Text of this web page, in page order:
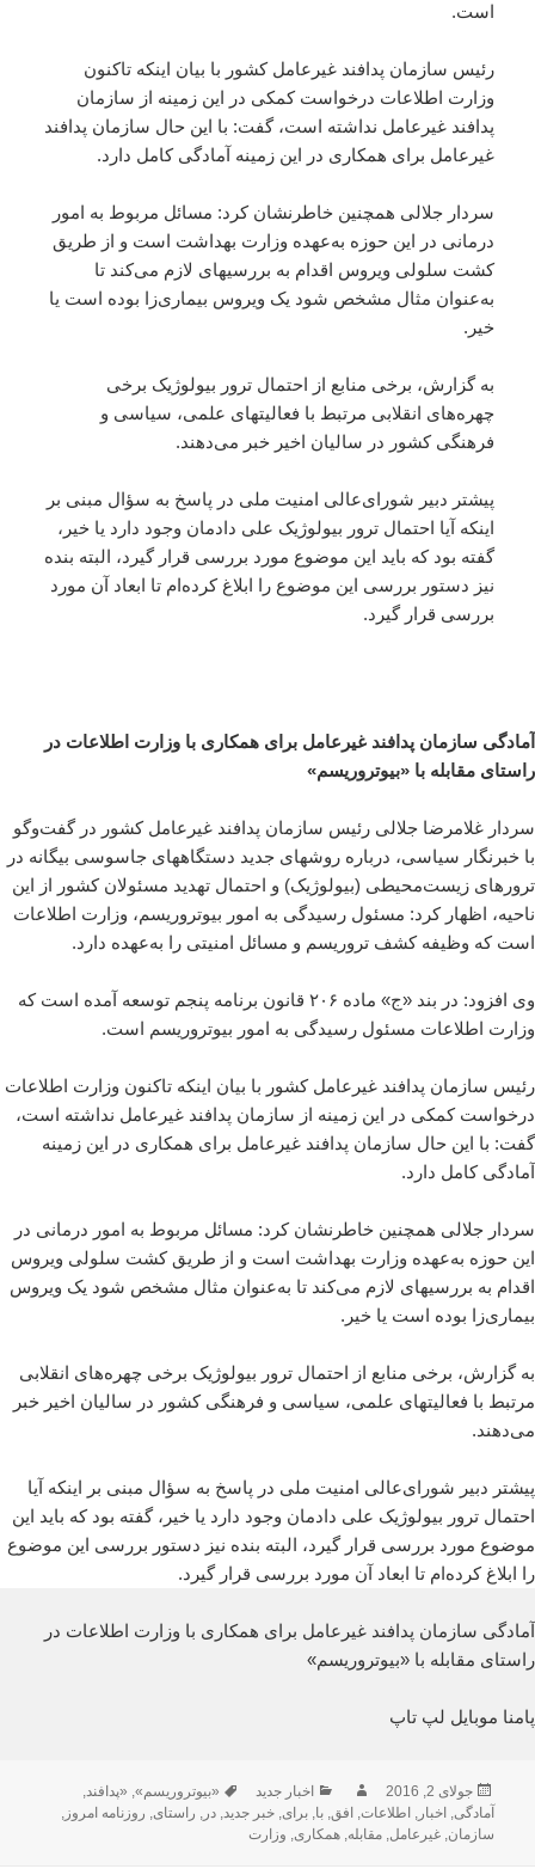
است.
رئیس سازمان پدافند غیرعامل کشور با بیان اینکه تاکنون
وزارت اطلاعات درخواست کمکی در این زمینه از سازمان
پدافند غیرعامل نداشته است، گفت: با این حال سازمان پدافند
غیرعامل برای همکاری در این زمینه آمادگی کامل دارد.
سردار جلالی همچنین خاطرنشان کرد: مسائل مربوط به امور
درمانی در این حوزه به‌عهده وزارت بهداشت است و از طریق
کشت سلولی ویروس اقدام به بررسیهای لازم می‌کند تا
به‌عنوان مثال مشخص شود یک ویروس بیماری‌زا بوده است یا
خیر.
به گزارش، برخی منابع از احتمال ترور بیولوژیک برخی
چهره‌های انقلابی مرتبط با فعالیتهای علمی، سیاسی و
فرهنگی کشور در سالیان اخیر خبر می‌دهند.
پیشتر دبیر شورای‌عالی امنیت ملی در پاسخ به سؤال مبنی بر
اینکه آیا احتمال ترور بیولوژیک علی دادمان وجود دارد یا خیر،
گفته بود که باید این موضوع مورد بررسی قرار گیرد، البته بنده
نیز دستور بررسی این موضوع را ابلاغ کرده‌ام تا ابعاد آن مورد
بررسی قرار گیرد.
آمادگی سازمان پدافند غیرعامل برای همکاری با وزارت اطلاعات در
راستای مقابله با «بیوتروریسم»
سردار غلامرضا جلالی رئیس سازمان پدافند غیرعامل کشور در گفت‌وگو
با خبرنگار سیاسی، درباره روشهای جدید دستگاههای جاسوسی بیگانه در
ترورهای زیست‌محیطی (بیولوژیک) و احتمال تهدید مسئولان کشور از این
ناحیه، اظهار کرد: مسئول رسیدگی به امور بیوتروریسم، وزارت اطلاعات
است که وظیفه کشف تروریسم و مسائل امنیتی را به‌عهده دارد.
وی افزود: در بند «ج» ماده ۲۰۶ قانون برنامه پنجم توسعه آمده است که
وزارت اطلاعات مسئول رسیدگی به امور بیوتروریسم است.
رئیس سازمان پدافند غیرعامل کشور با بیان اینکه تاکنون وزارت اطلاعات
درخواست کمکی در این زمینه از سازمان پدافند غیرعامل نداشته است،
گفت: با این حال سازمان پدافند غیرعامل برای همکاری در این زمینه
آمادگی کامل دارد.
سردار جلالی همچنین خاطرنشان کرد: مسائل مربوط به امور درمانی در
این حوزه به‌عهده وزارت بهداشت است و از طریق کشت سلولی ویروس
اقدام به بررسیهای لازم می‌کند تا به‌عنوان مثال مشخص شود یک ویروس
بیماری‌زا بوده است یا خیر.
به گزارش، برخی منابع از احتمال ترور بیولوژیک برخی چهره‌های انقلابی
مرتبط با فعالیتهای علمی، سیاسی و فرهنگی کشور در سالیان اخیر خبر
می‌دهند.
پیشتر دبیر شورای‌عالی امنیت ملی در پاسخ به سؤال مبنی بر اینکه آیا
احتمال ترور بیولوژیک علی دادمان وجود دارد یا خیر، گفته بود که باید این
موضوع مورد بررسی قرار گیرد، البته بنده نیز دستور بررسی این موضوع
را ابلاغ کرده‌ام تا ابعاد آن مورد بررسی قرار گیرد.
آمادگی سازمان پدافند غیرعامل برای همکاری با وزارت اطلاعات در
راستای مقابله با «بیوتروریسم»
پامنا موبایل لپ تاپ
ارسال
شده
در
جولای 2, 2016 نویسندهدسته‌ها
اخبار جدید برچسب‌ها
«بیوتروریسم», «پدافند,
آمادگی, اخبار, اطلاعات, افق,با,برای,خبر جدید,در, راستای, روزنامه امروز,
سازمان,غیرعامل,مقابله,همکاری, وزارت